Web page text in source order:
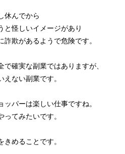
休んでから
と怪しいイメージがあり
欺があるようで危険です。
確実な副業ではありますが、
ない副業です。
パーは楽しい仕事ですね。
てみたいです。
めることです。